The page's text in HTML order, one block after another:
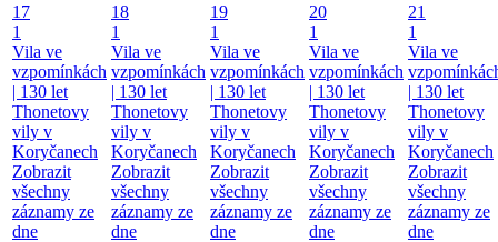
17
1
Vila ve
vzpomínkách
| 130 let
Thonetovy
vily v
Koryčanech
Zobrazit
všechny
záznamy ze
dne
18
1
Vila ve
vzpomínkách
| 130 let
Thonetovy
vily v
Koryčanech
Zobrazit
všechny
záznamy ze
dne
19
1
Vila ve
vzpomínkách
| 130 let
Thonetovy
vily v
Koryčanech
Zobrazit
všechny
záznamy ze
dne
20
1
Vila ve
vzpomínkách
| 130 let
Thonetovy
vily v
Koryčanech
Zobrazit
všechny
záznamy ze
dne
21
1
Vila ve
| 130 let
Thonetovy
vily v
Koryčanech
Zobrazit
všechny
záznamy ze
dne